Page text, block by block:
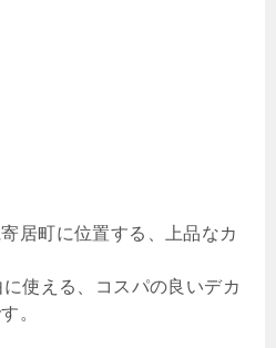
居町に位置する、上品なカ
使える、コスパの良いデカ
。